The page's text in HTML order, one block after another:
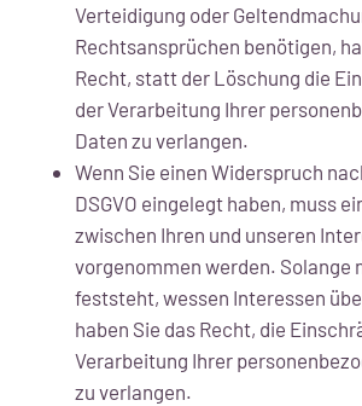
Verteidigung oder
Rechtsansprüchen benötigen,
Recht, statt der Löschung die
der Verarbeitung Ihrer
Daten zu verlangen.
Wenn Sie einen Widerspruch
DSGVO eingelegt haben, muss
zwischen Ihren und unseren
vorgenommen werden. Solange
feststeht, wessen Interessen
haben Sie das Recht, die
Verarbeitung Ihrer
zu verlangen.